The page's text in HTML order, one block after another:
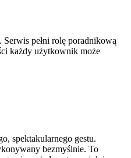
pełni rolę poradnikową
każdy użytkownik może
spektakularnego gestu.
bezmyślnie. To